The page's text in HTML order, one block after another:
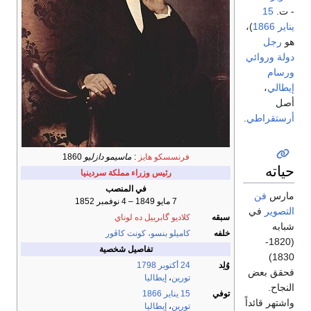
فرنسسكو هايز : ماسيمو دازليو
رئيس وزراء مملكة سردينيا
في المنصب
7 مايو 1849 – 4 نوفمبر 1852
سبقه
كلاديو گابرييل ده لوناي
خلفه
كاميلو بنسو، كونت كاڤور
تفاصيل شخصية
وُلِد
24 أكتوبر
1798
تورين، إيطاليا
توفي
15 يناير
1866
تورين، إيطاليا
- ت. 15
يناير 1866)،
هو رجل
دولة وروائي
ورسام
إيطالي،
أصل
أرستقراطي
حياته
مارس فن
التصوير في
شبابه
(1820-
1830)
فحقق بعض
النجاح.
واشتهر قائداً